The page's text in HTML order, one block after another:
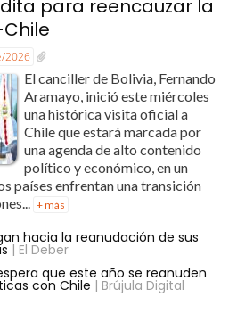
para reencauzar la
2026
El canciller de Bolivia, Fernando
Aramayo, inició este miércoles
una histórica visita oficial a
Chile que estará marcada por
una agenda de alto contenido
político y económico, en un
países enfrentan una transición
+ más
hacia la reanudación de sus
| El Deber
que este año se reanuden
con Chile | Brújula Digital